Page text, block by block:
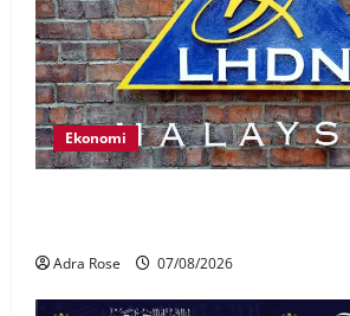
Ekonomi
Adra Rose 07/08/2026